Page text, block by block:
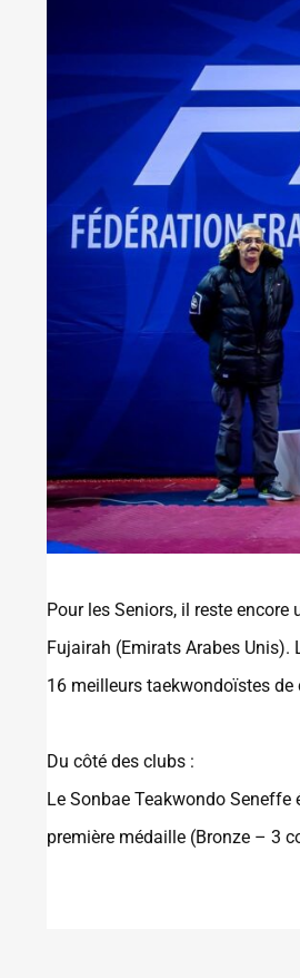
Pour les Seniors, il reste encore
Fujairah (Emirats Arabes
16 meilleurs taekwondoïstes de
Du côté des clubs :
Le Sonbae Teakwondo
première médaille (Bronze – 3